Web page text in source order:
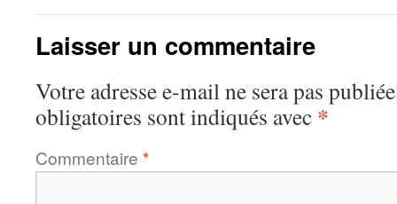
Laisser un commentaire
Votre adresse e-mail ne sera pas
obligatoires sont indiqués avec *
Commentaire *